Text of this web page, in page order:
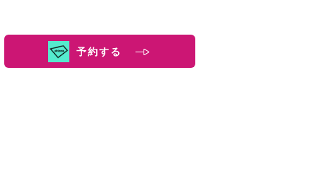
予約する